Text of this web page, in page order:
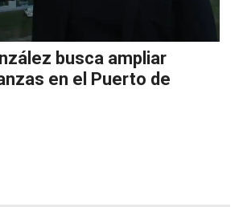
busca ampliar
en el Puerto de